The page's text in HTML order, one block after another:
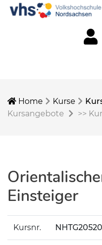
Home Kurse
Kursangebote
>>
Einsteiger
Kursnr. NHTG20520